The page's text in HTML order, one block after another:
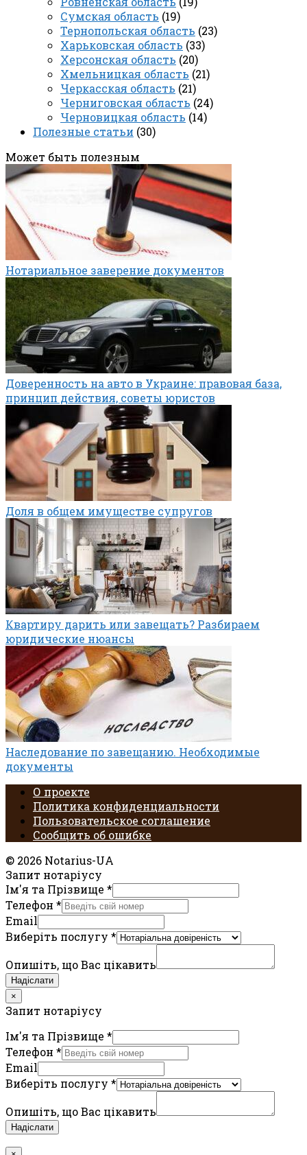
Сумская область (19)
Тернопольская область (23)
Харьковская область (33)
Херсонская область (20)
Хмельницкая область (21)
Черкасская область (21)
Черниговская область (24)
Черновицкая область (14)
Полезные статьи (30)
Может быть полезным
Нотариальное заверение документов
Доверенность на авто в Украине: правовая база,
принцип действия, советы юристов
Доля в общем имуществе супругов
Квартиру дарить или завещать? Разбираем
юридические нюансы
Наследование по завещанию. Необходимые
документы
О проекте
Политика конфиденциальности
Пользовательское соглашение
Сообщить об ошибке
© 2026 Notarius-UA
Запит нотаріусу
Ім'я та Прізвище *
Телефон *
Email
Виберіть послугу *
Опишіть, що Вас цікавить
Надіслати
×
Запит нотаріусу
Ім'я та Прізвище *
Телефон *
Email
Виберіть послугу *
Опишіть, що Вас цікавить
Надіслати